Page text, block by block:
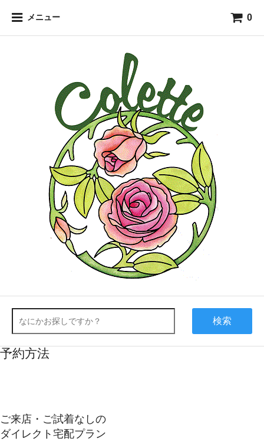
メニュー 0
検索
予約方法
ご来店・ご試着なしの
ダイレクト宅配プラン